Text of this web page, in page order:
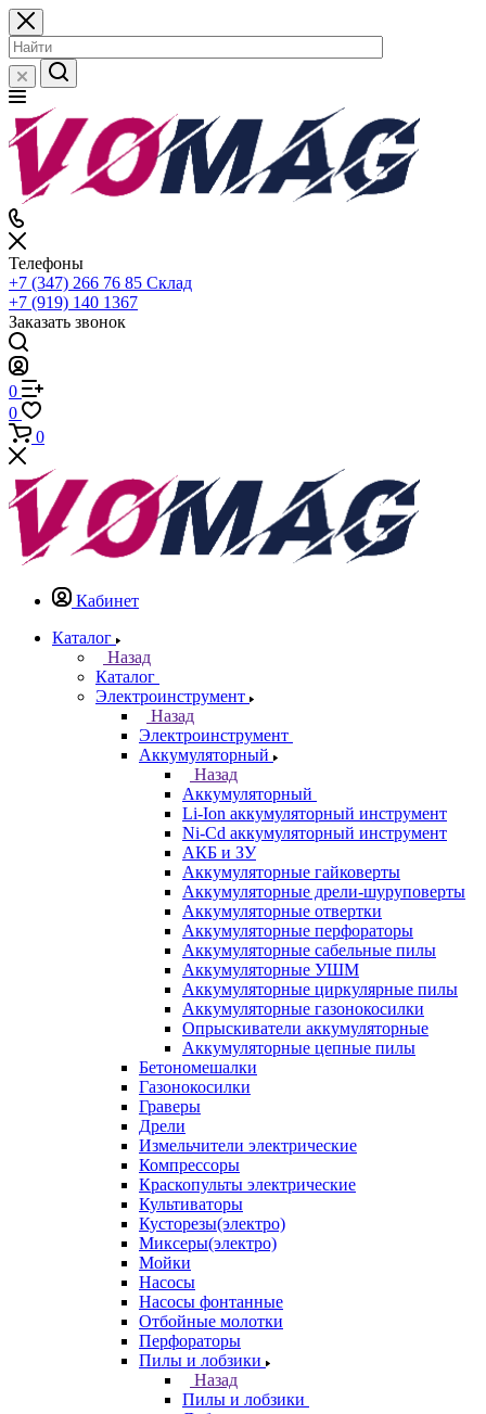
Телефоны
+7 (347) 266 76 85 Склад
+7 (919) 140 1367
Заказать звонок
0
0
0
Кабинет
Каталог
Назад
Каталог
Электроинструмент
Назад
Электроинструмент
Аккумуляторный
Назад
Аккумуляторный
Li-Ion аккумуляторный инструмент
Ni-Cd аккумуляторный инструмент
АКБ и ЗУ
Аккумуляторные гайковерты
Аккумуляторные дрели-шуруповерты
Аккумуляторные отвертки
Аккумуляторные перфораторы
Аккумуляторные сабельные пилы
Аккумуляторные УШМ
Аккумуляторные циркулярные пилы
Аккумуляторные газонокосилки
Опрыскиватели аккумуляторные
Аккумуляторные цепные пилы
Бетономешалки
Газонокосилки
Граверы
Дрели
Измельчители электрические
Компрессоры
Краскопульты электрические
Культиваторы
Кусторезы(электро)
Миксеры(электро)
Мойки
Насосы
Насосы фонтанные
Отбойные молотки
Перфораторы
Пилы и лобзики
Назад
Пилы и лобзики